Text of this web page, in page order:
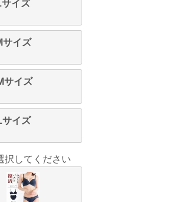
サイズ
サイズ
サイズ
イズ
択してください